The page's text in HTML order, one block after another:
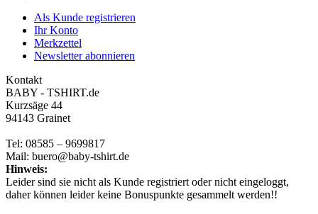
Als Kunde registrieren
Ihr Konto
Merkzettel
Newsletter abonnieren
Kontakt
BABY - TSHIRT.de
Kurzsäge 44
94143 Grainet
Tel: 08585 – 9699817
Mail: buero@baby-tshirt.de
Hinweis:
Leider sind sie nicht als Kunde registriert oder nicht eingeloggt,
daher können leider keine Bonuspunkte gesammelt werden!!